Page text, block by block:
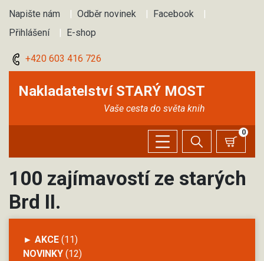
Napište nám | Odběr novinek | Facebook
|
Přihlášení
| E-shop
+420 603 416 726
Nakladatelství STARÝ MOST
Vaše cesta do světa knih
0
100 zajímavostí ze starých
Brd II.
► AKCE (11)
NOVINKY (12)